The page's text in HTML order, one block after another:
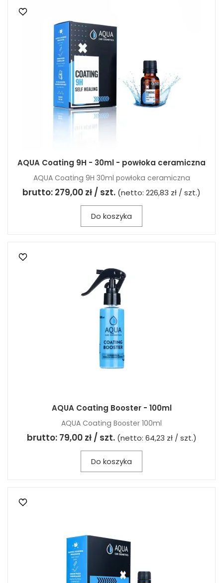
AQUA Coating 9H - 30ml - powłoka ceramiczna
AQUA Coating 9H 30ml powłoka ceramiczna
brutto: 279,00 zł / szt. (netto: 226,83 zł / szt.)
Do koszyka
AQUA Coating Booster - 100ml
AQUA Coating Booster 100ml
brutto: 79,00 zł / szt. (netto: 64,23 zł / szt.)
Do koszyka